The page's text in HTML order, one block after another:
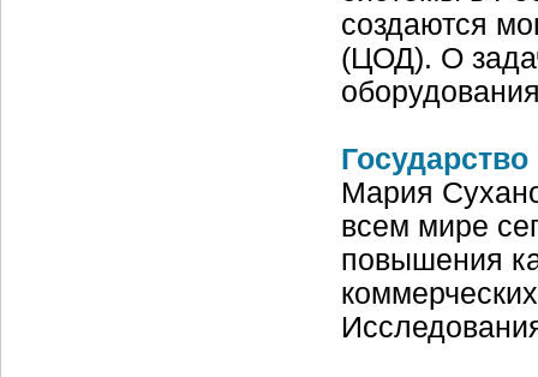
создаются
(ЦОД). О
Мария
всем мире
повышения